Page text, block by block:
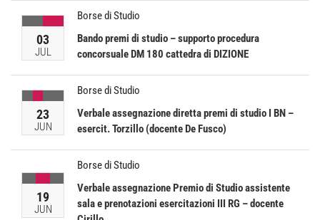
03
JUL
Borse di Studio
Bando premi di studio – supporto procedura
concorsuale DM 180 cattedra di DIZIONE
23
JUN
Borse di Studio
Verbale assegnazione diretta premi di studio I BN –
esercit. Torzillo (docente De Fusco)
19
JUN
Borse di Studio
Verbale assegnazione Premio di Studio assistente
sala e prenotazioni esercitazioni III RG – docente